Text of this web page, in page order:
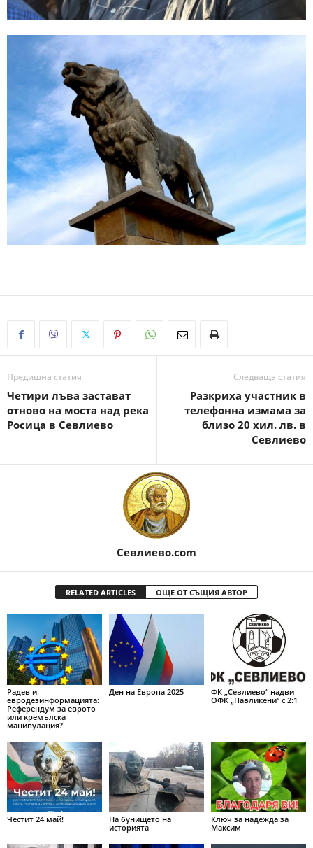
Предишна статия
Четири лъва застават
отново на моста над река
Росица в Севлиево
Следваща статия
Разкриха участник в
телефонна измама за
близо 20 хил. лв. в
Севлиево
Севлиево.com
RELATED ARTICLES ОЩЕ ОТ СЪЩИЯ АВТОР
Радев и
евродезинформацията:
Референдум за еврото
или кремълска
манипулация?
Ден на Европа 2025
ФК „Севлиево“ надви
ОФК „Павликени“ с 2:1
Честит 24 май!
На бунището на
историята
Ключ за надежда за
Максим